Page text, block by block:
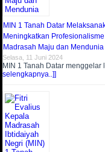
MIN 1 Tanah Datar
Meningkatkan
Madrasah Maju dan Mendunia
Selasa, 11 Juni 2024
MIN 1 Tanah Datar
selengkapnya..]]